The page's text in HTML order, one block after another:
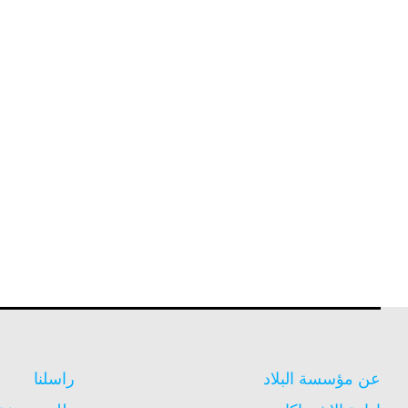
عن مؤسسة البلاد
راسلنا